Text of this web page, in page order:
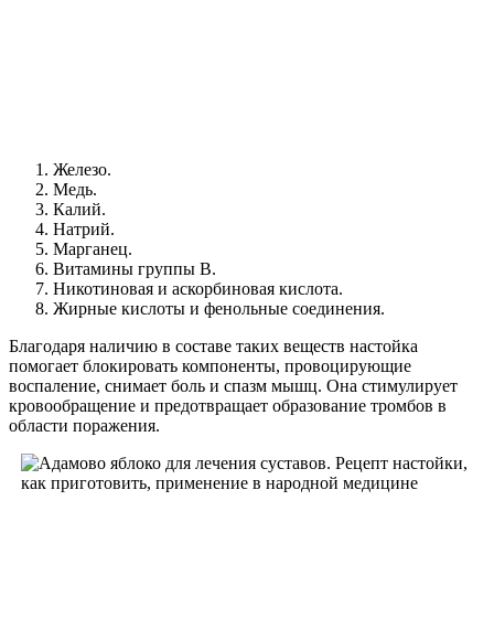
Железо.
Медь.
Калий.
Натрий.
Марганец.
Витамины группы В.
Никотиновая и аскорбиновая кислота.
Жирные кислоты и фенольные соединения.
Благодаря наличию в составе таких веществ настойка
помогает блокировать компоненты, провоцирующие
воспаление, снимает боль и спазм мышц. Она стимулирует
кровообращение и предотвращает образование тромбов в
области поражения.